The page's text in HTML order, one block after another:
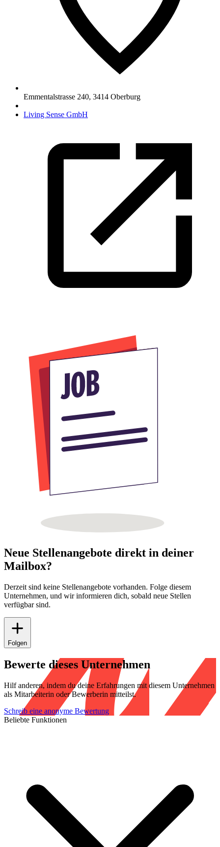
Emmentalstrasse 240, 3414 Oberburg
Living Sense GmbH
Neue Stellenangebote direkt in deiner
Mailbox?
Derzeit sind keine Stellenangebote vorhanden. Folge diesem
Unternehmen, und wir informieren dich, sobald neue Stellen
verfügbar sind.
Folgen
Bewerte dieses Unternehmen
Hilf anderen, indem du deine Erfahrungen mit diesem Unternehmen
als Mitarbeiterin oder Bewerberin mitteilst.
Schreib eine anonyme Bewertung
Beliebte Funktionen